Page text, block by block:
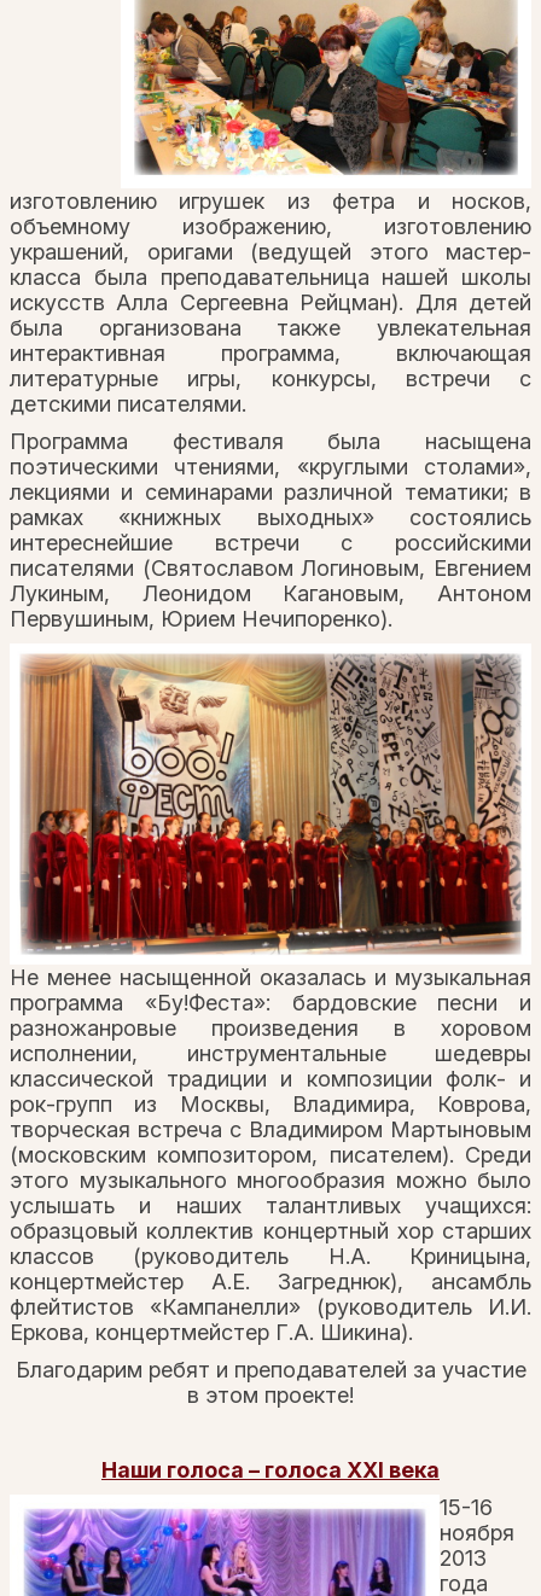
изготовлению игрушек из фетра и носков,
объемному изображению, изготовлению
украшений, оригами (ведущей этого мастер-
класса была преподавательница нашей школы
искусств Алла Сергеевна Рейцман). Для детей
была организована также увлекательная
интерактивная программа, включающая
литературные игры, конкурсы, встречи с
детскими писателями.
Программа фестиваля была насыщена
поэтическими чтениями, «круглыми столами»,
лекциями и семинарами различной тематики; в
рамках «книжных выходных» состоялись
интереснейшие встречи с российскими
писателями (Святославом Логиновым, Евгением
Лукиным, Леонидом Кагановым, Антоном
Первушиным, Юрием Нечипоренко).
Не менее насыщенной оказалась и музыкальная
программа «Бу!Феста»: бардовские песни и
разножанровые произведения в хоровом
исполнении, инструментальные шедевры
классической традиции и композиции фолк- и
рок-групп из Москвы, Владимира, Коврова,
творческая встреча с Владимиром Мартыновым
(московским композитором, писателем). Среди
этого музыкального многообразия можно было
услышать и наших талантливых учащихся:
образцовый коллектив концертный хор старших
классов (руководитель Н.А. Криницына,
концертмейстер А.Е. Загреднюк), ансамбль
флейтистов «Кампанелли» (руководитель И.И.
Еркова, концертмейстер Г.А. Шикина).
Благодарим ребят и преподавателей за участие
в этом проекте!
Наши голоса – голоса XXI века
15-16
ноября
2013
года